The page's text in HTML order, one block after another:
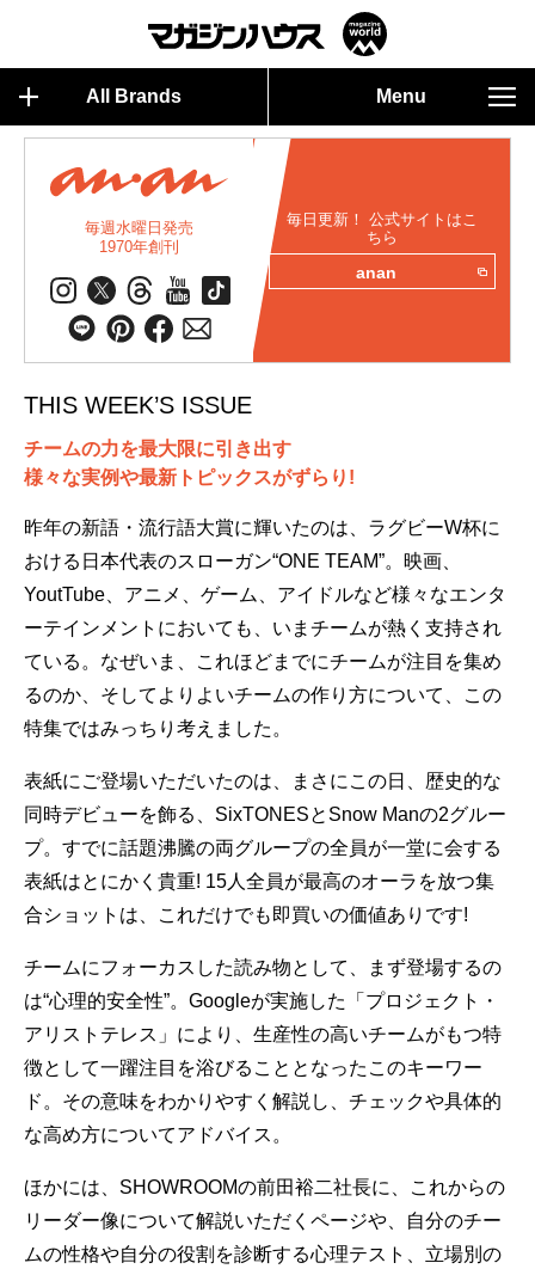
All Brands Menu
毎週水曜日発売
1970年創刊
毎日更新！ 公式サイトはこ
ちら
anan
THIS WEEK’S ISSUE
チームの力を最大限に引き出す
様々な実例や最新トピックスがずらり!
昨年の新語・流行語大賞に輝いたのは、ラグビーW杯に
おける日本代表のスローガン“ONE TEAM”。映画、
YoutTube、アニメ、ゲーム、アイドルなど様々なエンタ
ーテインメントにおいても、いまチームが熱く支持され
ている。なぜいま、これほどまでにチームが注目を集め
るのか、そしてよりよいチームの作り方について、この
特集ではみっちり考えました。
表紙にご登場いただいたのは、まさにこの日、歴史的な
同時デビューを飾る、SixTONESとSnow Manの2グルー
プ。すでに話題沸騰の両グループの全員が一堂に会する
表紙はとにかく貴重! 15人全員が最高のオーラを放つ集
合ショットは、これだけでも即買いの価値ありです!
チームにフォーカスした読み物として、まず登場するの
は“心理的安全性”。Googleが実施した「プロジェクト・
アリストテレス」により、生産性の高いチームがもつ特
徴として一躍注目を浴びることとなったこのキーワー
ド。その意味をわかりやすく解説し、チェックや具体的
な高め方についてアドバイス。
ほかには、SHOWROOMの前田裕二社長に、これからの
リーダー像について解説いただくページや、自分のチー
ムの性格や自分の役割を診断する心理テスト、立場別の